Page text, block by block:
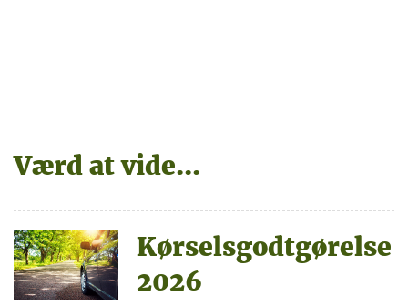
Værd at vide...
Kørselsgodtgørelse
2026